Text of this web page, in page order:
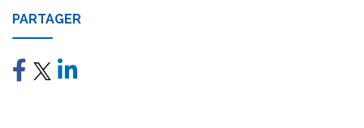
PARTAGER